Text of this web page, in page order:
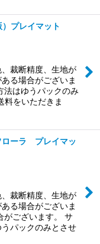
）プレイマット
裁断精度、生地が
る場合がございま
法はゆうパックのみ
料をいただきま
ローラ プレイマッ
裁断精度、生地が
る場合がございま
がございます。 サ
パックのみとさせ